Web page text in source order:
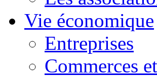
Vie économique
Entreprises
Commerces